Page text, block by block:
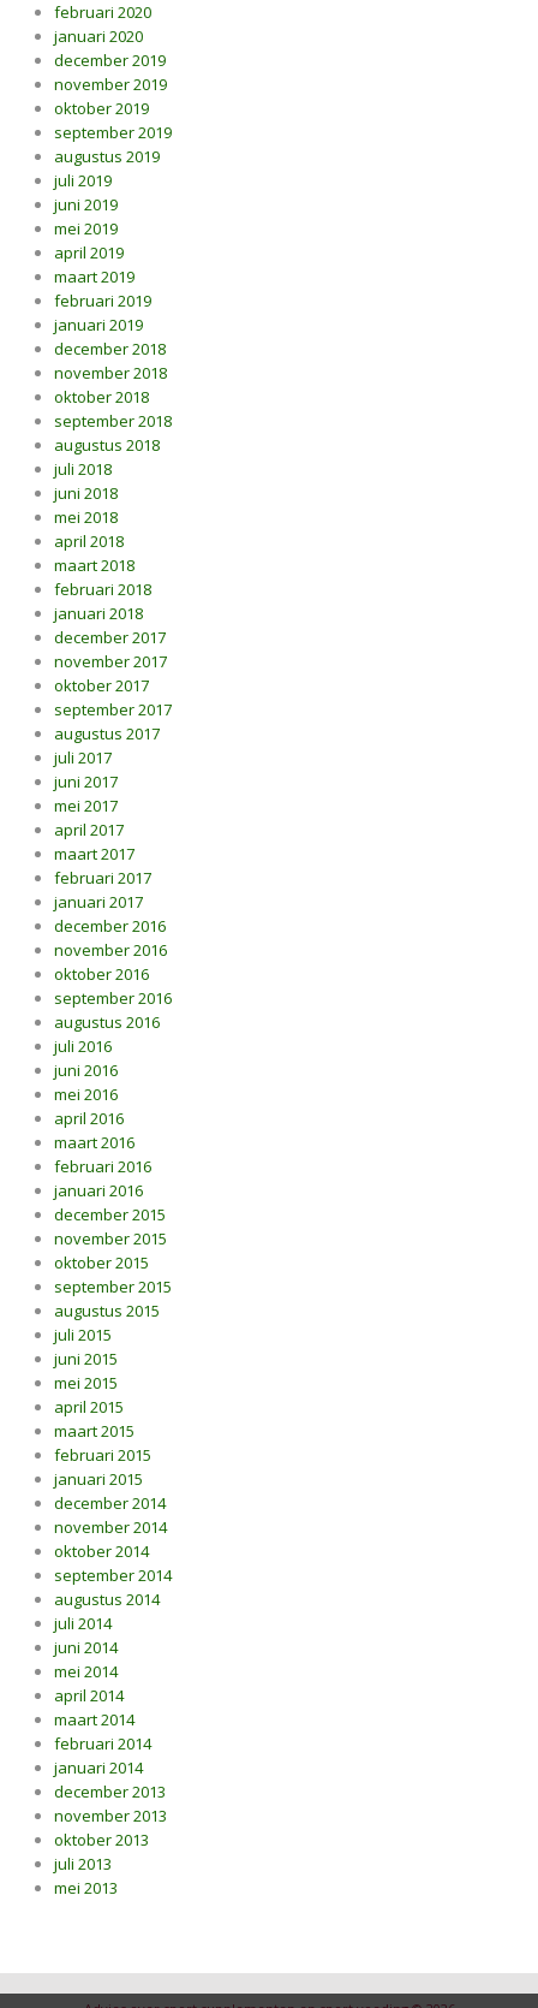
februari 2020
januari 2020
december 2019
november 2019
oktober 2019
september 2019
augustus 2019
juli 2019
juni 2019
mei 2019
april 2019
maart 2019
februari 2019
januari 2019
december 2018
november 2018
oktober 2018
september 2018
augustus 2018
juli 2018
juni 2018
mei 2018
april 2018
maart 2018
februari 2018
januari 2018
december 2017
november 2017
oktober 2017
september 2017
augustus 2017
juli 2017
juni 2017
mei 2017
april 2017
maart 2017
februari 2017
januari 2017
december 2016
november 2016
oktober 2016
september 2016
augustus 2016
juli 2016
juni 2016
mei 2016
april 2016
maart 2016
februari 2016
januari 2016
december 2015
november 2015
oktober 2015
september 2015
augustus 2015
juli 2015
juni 2015
mei 2015
april 2015
maart 2015
februari 2015
januari 2015
december 2014
november 2014
oktober 2014
september 2014
augustus 2014
juli 2014
juni 2014
mei 2014
april 2014
maart 2014
februari 2014
januari 2014
december 2013
november 2013
oktober 2013
juli 2013
mei 2013